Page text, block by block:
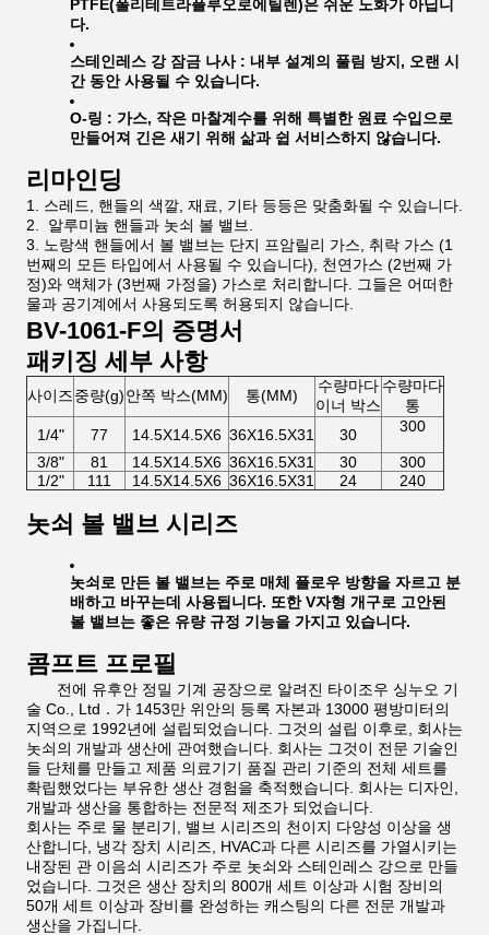
PTFE(폴리테트라플루오로에틸렌)은 쉬운 노화가 아닙니
다.
스테인레스 강 잠금 나사 : 내부 설계의 풀림 방지, 오랜 시
간 동안 사용될 수 있습니다.
O-링 : 가스, 작은 마찰계수를 위해 특별한 원료 수입으로
만들어져 긴은 새기 위해 삶과 쉽 서비스하지 않습니다.
리마인딩
스레드, 핸들의 색깔, 재료, 기타 등등은 맞춤화될 수 있습니다.
알루미늄 핸들과 놋쇠 볼 밸브.
노랑색 핸들에서 볼 밸브는 단지 프암릴리 가스, 취락 가스 (1
번째의 모든 타입에서 사용될 수 있습니다), 천연가스 (2번째 가
정)와 액체가 (3번째 가정을) 가스로 처리합니다. 그들은 어떠한
물과 공기계에서 사용되도록 허용되지 않습니다.
BV-1061-F의 증명서
패키징 세부 사항
사이즈중량(g)안쪽 박스(MM) 통(MM)
수량마다
이너 박스
수량마다
통
1/4"
77 14.5X14.5X6 36X16.5X31 30 300
3/8" 81 14.5X14.5X6 36X16.5X31 30
300
1/2"
111 14.5X14.5X6 36X16.5X31 24 240
놋쇠 볼 밸브 시리즈
놋쇠로 만든 볼 밸브는 주로 매체 플로우 방향을 자르고 분
배하고 바꾸는데 사용됩니다. 또한 V자형 개구로 고안된
볼 밸브는 좋은 유량 규정 기능을 가지고 있습니다.
콤프트 프로필
전에 유후안 정밀 기계 공장으로 알려진 타이조우 싱누오 기
술 Co., Ltd．가 1453만 위안의 등록 자본과 13000 평방미터의
지역으로 1992년에 설립되었습니다. 그것의 설립 이후로, 회사는
놋쇠의 개발과 생산에 관여했습니다. 회사는 그것이 전문 기술인
들 단체를 만들고 제품 의료기기 품질 관리 기준의 전체 세트를
확립했었다는 부유한 생산 경험을 축적했습니다. 회사는 디자인,
개발과 생산을 통합하는 전문적 제조가 되었습니다.
회사는 주로 물 분리기, 밸브 시리즈의 천이지 다양성 이상을 생
산합니다, 냉각 장치 시리즈, HVAC과 다른 시리즈를 가열시키는
내장된 관 이음쇠 시리즈가 주로 놋쇠와 스테인레스 강으로 만들
었습니다. 그것은 생산 장치의 800개 세트 이상과 시험 장비의
50개 세트 이상과 장비를 완성하는 캐스팅의 다른 전문 개발과
생산을 가집니다.